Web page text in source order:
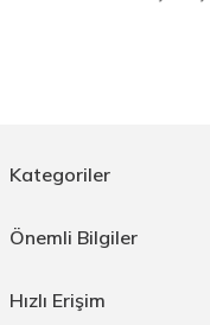
Kategoriler
Önemli Bilgiler
Hızlı Erişim